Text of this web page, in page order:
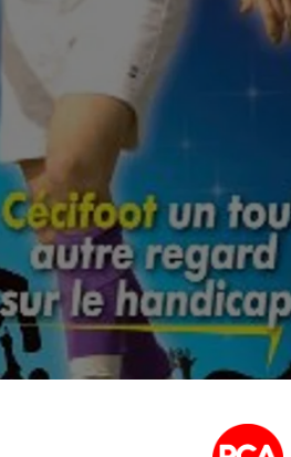
les Canaris sont en
championnat se jouera à